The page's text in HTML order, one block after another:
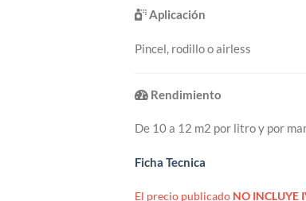
Aplicación
Pincel, rodillo o airless
Rendimiento
De 10 a 12 m2 por litro y por
Ficha Tecnica
El precio publicado NO INCLUYE